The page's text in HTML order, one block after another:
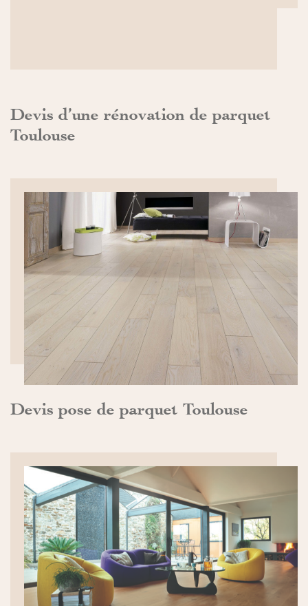
Devis d’une rénovation de parquet
Toulouse
Devis pose de parquet Toulouse
DÉCOUVRIR>>
DÉCOUVRIR>>